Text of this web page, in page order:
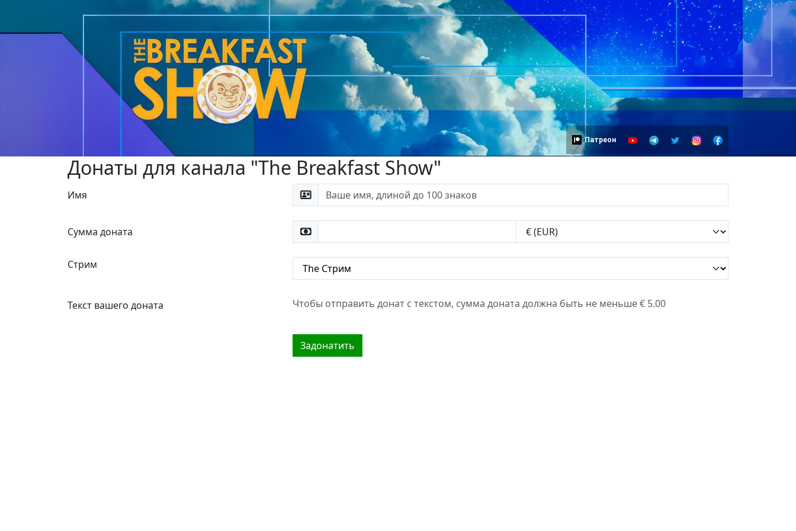
Донаты для канала "The Breakfast Show"
Патреон
Имя
Сумма доната
Стрим
Текст вашего доната Чтобы отправить донат с текстом, сумма доната должна быть не меньше € 5.00
Задонатить